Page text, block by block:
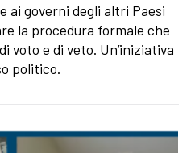
ai governi degli altri Paesi
la procedura formale che
voto e di veto. Un’iniziativa
politico.